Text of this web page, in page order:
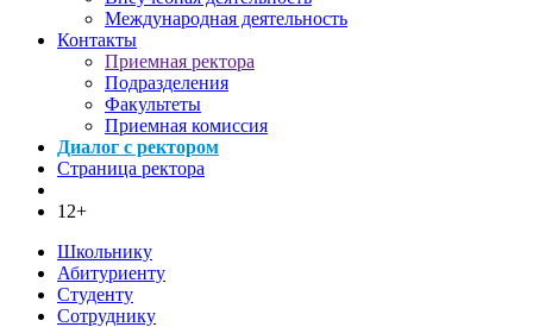
Международная деятельность
Контакты
Приемная ректора
Подразделения
Факультеты
Приемная комиссия
Диалог с ректором
Страница ректора
12+
Школьнику
Абитуриенту
Студенту
Сотруднику